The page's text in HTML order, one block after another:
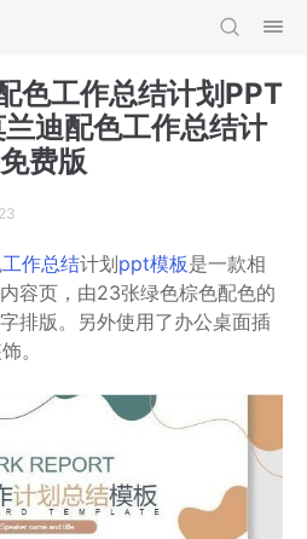
色工作总结计划PPT
迪配色工作总结计
费版
工作总结计划ppt模板是一款相
容页，由23张绿色棕色配色的
排版。另外使用了办公桌面插
。